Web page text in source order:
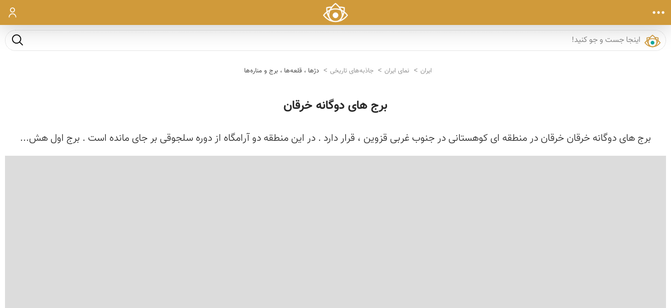
ورود
جست و
ایران نمای ایران جاذبه‌های تاریخی دژها ، قلعه‌ها ، برج و مناره‌ها
برج های دوگانه خرقان
برج های دوگانه خرقان خرقان در منطقه ای كوهستانی در جنوب غربی قزوین ، قرار دارد . در این منطقه دو آرامگاه از دوره سلجوقی بر جای مانده است . برج اول هش...